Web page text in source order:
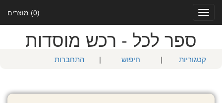
(0) מוצרים
Toggle
navigation
ספר לכל - רכש מוסדות
קטגוריות | חיפוש | התחברות